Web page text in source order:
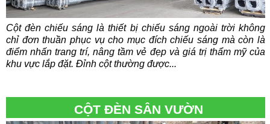
Cột đèn chiếu sáng là thiết bị chiếu sáng ngoài trời không
chỉ đơn thuần phục vụ cho mục đích chiếu sáng mà còn là
điểm nhấn trang trí, nâng tầm vẻ đẹp và giá trị thẩm mỹ của
khu vực lắp đặt. Đỉnh cột thường được...
CỘT ĐÈN SÂN VƯỜN